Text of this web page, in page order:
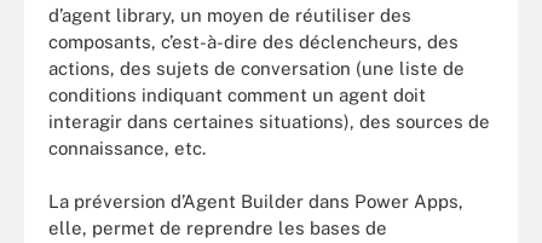
d’agent library, un moyen de réutiliser des
composants, c’est-à-dire des déclencheurs, des
actions, des sujets de conversation (une liste de
conditions indiquant comment un agent doit
interagir dans certaines situations), des sources de
connaissance, etc.
La préversion d’Agent Builder dans Power Apps,
elle, permet de reprendre les bases de